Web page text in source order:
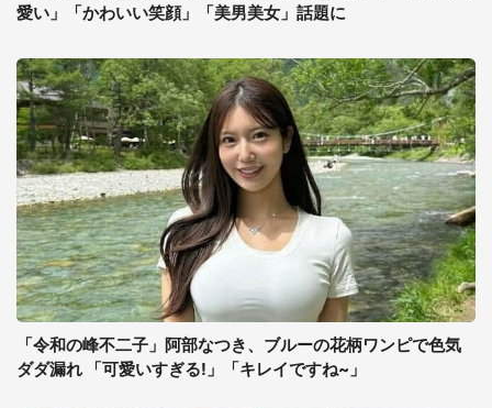
愛い」「かわいい笑顔」「美男美女」話題に
「令和の峰不二子」阿部なつき、ブルーの花柄ワンピで色気
ダダ漏れ 「可愛いすぎる!」「キレイですね~」